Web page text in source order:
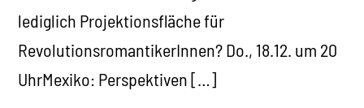
lediglich Projektionsfläche für
RevolutionsromantikerInnen? Do., 18.12. um 20
UhrMexiko: Perspektiven […]